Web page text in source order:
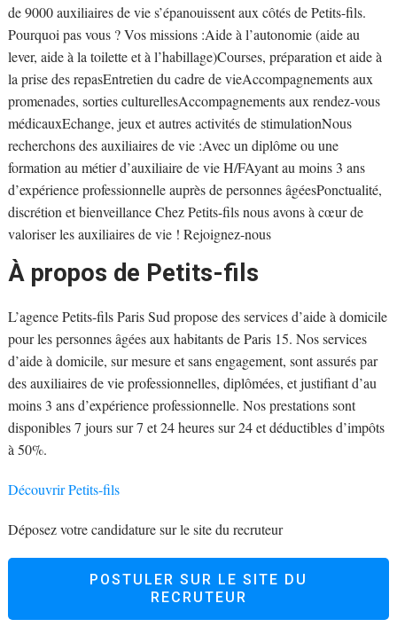
de 9000 auxiliaires de vie s’épanouissent aux côtés de Petits-fils.
Pourquoi pas vous ? Vos missions :Aide à l’autonomie (aide au
lever, aide à la toilette et à l’habillage)Courses, préparation et aide à
la prise des repasEntretien du cadre de vieAccompagnements aux
promenades, sorties culturellesAccompagnements aux rendez-vous
médicauxEchange, jeux et autres activités de stimulationNous
recherchons des auxiliaires de vie :Avec un diplôme ou une
formation au métier d’auxiliaire de vie H/FAyant au moins 3 ans
d’expérience professionnelle auprès de personnes âgéesPonctualité,
discrétion et bienveillance Chez Petits-fils nous avons à cœur de
valoriser les auxiliaires de vie ! Rejoignez-nous
À propos de Petits-fils
L’agence Petits-fils Paris Sud propose des services d’aide à domicile
pour les personnes âgées aux habitants de Paris 15. Nos services
d’aide à domicile, sur mesure et sans engagement, sont assurés par
des auxiliaires de vie professionnelles, diplômées, et justifiant d’au
moins 3 ans d’expérience professionnelle. Nos prestations sont
disponibles 7 jours sur 7 et 24 heures sur 24 et déductibles d’impôts
à 50%.
Découvrir Petits-fils
Déposez votre candidature sur le site du recruteur
POSTULER SUR LE SITE DU
RECRUTEUR